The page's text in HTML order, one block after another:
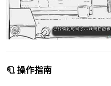
🧻 操作指南